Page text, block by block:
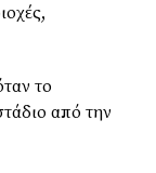
το
από την